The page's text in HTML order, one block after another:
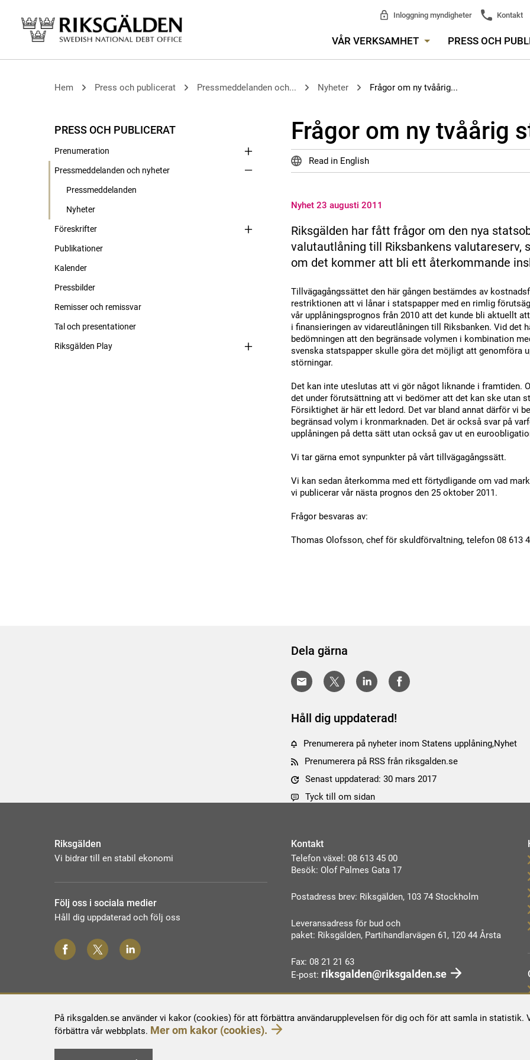
På riksgalden.se använder vi kakor (cookies) för att förbättra användarupplevelsen för dig och för att samla in statistik.
förbättra vår webbplats. Mer om kakor (cookies).
Inloggning myndigheter Kontakt
VÅR VERKSAMHET PRESS OCH
Hem Press och publicerat Pressmeddelanden och... Nyheter Frågor om ny tvåårig...
PRESS OCH PUBLICERAT
Prenumeration
Pressmeddelanden och nyheter
Pressmeddelanden
Nyheter
Föreskrifter
Publikationer
Kalender
Pressbilder
Remisser och remissvar
Tal och presentationer
Riksgälden Play
Frågor om ny tvåårig
Read in English
Nyhet 23 augusti 2011
Riksgälden har fått frågor om den nya
valutautlåning till Riksbankens valutareserv,
om det kommer att bli ett återkommande
Tillvägagångssättet den här gången bestämdes av
restriktionen att vi lånar i statspapper med en rimlig
vår upplåningsprognos från 2010 att det kunde bli aktuellt
i finansieringen av vidareutlåningen till Riksbanken. Vid det
bedömningen att den begränsade volymen i kombination
svenska statspapper skulle göra det möjligt att genomföra
störningar.
Det kan inte uteslutas att vi gör något liknande i framtiden.
det under förutsättning att vi bedömer att det kan ske utan
Försiktighet är här ett ledord. Det var bland annat därför vi
begränsad volym i kronmarknaden. Det är också svar på
upplåningen på detta sätt utan också gav ut en
Vi tar gärna emot synpunkter på vårt tillvägagångssätt.
Vi kan sedan återkomma med ett förtydligande om vad
vi publicerar vår nästa prognos den 25 oktober 2011.
Frågor besvaras av:
Thomas Olofsson, chef för skuldförvaltning, telefon 08 613
Dela gärna
Håll dig uppdaterad!
Prenumerera på nyheter inom Statens upplåning,Nyhet
Prenumerera på RSS från riksgalden.se
Senast uppdaterad: 30 mars 2017
Tyck till om sidan
Riksgälden
Vi bidrar till en stabil ekonomi
Följ oss i sociala medier
Håll dig uppdaterad och följ oss
Kontakt
Telefon växel: 08 613 45 00
Besök: Olof Palmes Gata 17
Postadress brev: Riksgälden, 103 74 Stockholm
Leveransadress för bud och
paket: Riksgälden, Partihandlarvägen 61, 120 44 Årsta
Fax: 08 21 21 63
E-post: riksgalden@riksgalden.se